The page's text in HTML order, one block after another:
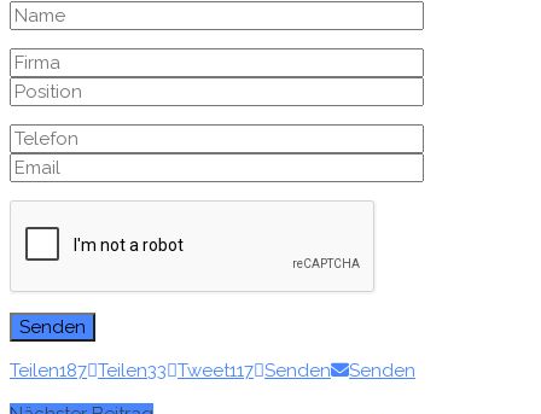
Teilen187 Teilen33 Tweet117 Senden
Senden